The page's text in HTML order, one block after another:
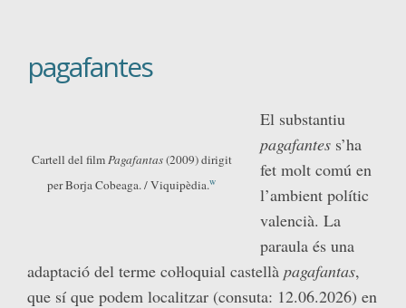
pagafantes
Cartell del film Pagafantas(2009) dirigit
per Borja Cobeaga. / Viquipèdia.w
El substantiu
pagafantes s’ha
fet molt comú en
l’ambient polític
valencià. La
paraula és una
adaptació del terme coŀloquial castellà pagafantas,
que sí que podem localitzar (consuta: 12.06.2026) en